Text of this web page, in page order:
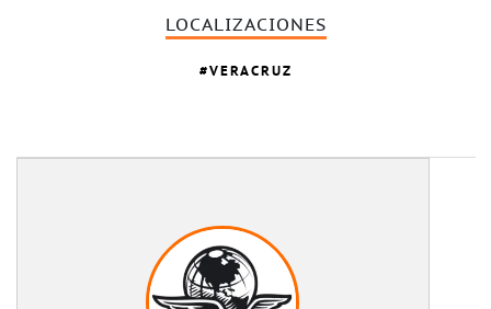
LOCALIZACIONES
VERACRUZ